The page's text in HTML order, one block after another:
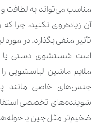
مناسب می‌تواند به لطافت
آن زیاده‌روی نکنید، چرا
تأثیر منفی بگذارد. در
است شستشوی دستی یا
ملایم ماشین لباسشویی
جنس‌های خاصی مانند
شوینده‌های تخصصی
ضخیم‌تر مثل جین یا